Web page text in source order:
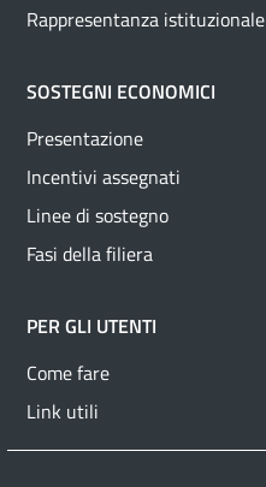
Rappresentanza istituzionale
SOSTEGNI ECONOMICI
Presentazione
Incentivi assegnati
Linee di sostegno
Fasi della filiera
PER GLI UTENTI
Come fare
Link utili